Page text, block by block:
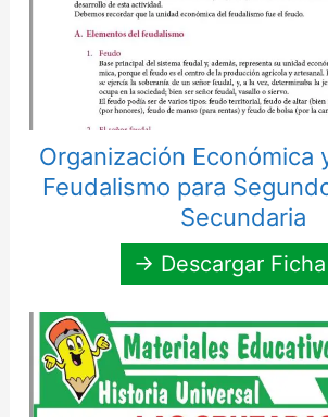
Organización Económica
Feudalismo para
Secundaria
→ Descargar